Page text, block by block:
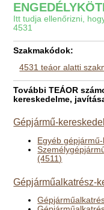
Itt tudja ellenőrizni,
4531
Szakmakódok:
4531 teáor alatti
További TEÁOR
kereskedelme,
Gépjármű-
Egyéb
(4511)
Gépjárműalkatrész-